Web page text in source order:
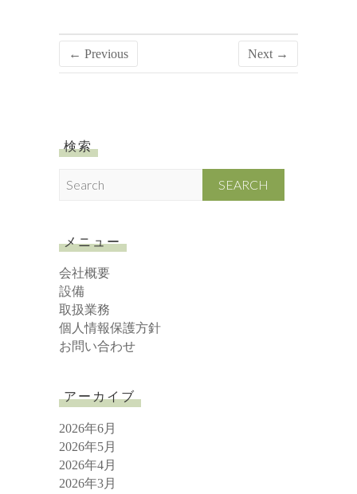
← Previous Next →
検索
c
h
メニュー
会社概要
設備
取扱業務
個人情報保護方針
お問い合わせ
アーカイブ
2026年6月
2026年5月
2026年4月
2026年3月